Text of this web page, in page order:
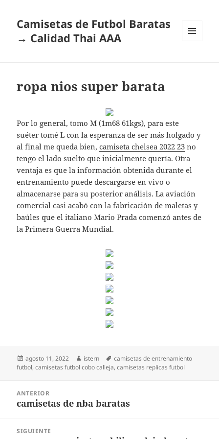
Camisetas de Futbol Baratas
→ Calidad Thai AAA
ropa nios super barata
Por lo general, tomo M (1m68 61kgs), para este
suéter tomé L con la esperanza de ser más holgado y
al final me queda bien,camiseta chelsea 2022 23 no
tengo el lado suelto que inicialmente quería. Otra
ventaja es que la información obtenida durante el
entrenamiento puede descargarse en vivo o
almacenarse para su posterior análisis. La aviación
comercial casi acabó con la fabricación de maletas y
baúles que el italiano Mario Prada comenzó antes de
la Primera Guerra Mundial.
Publicado
el
agosto 11, 2022 Autor
istern Etiquetas
camisetas de entrenamiento
futbol,camisetas futbol cobo calleja,camisetas replicas futbol
entradas
ANTERIOR
Entrada
camisetas de nba baratas
SIGUIENTE